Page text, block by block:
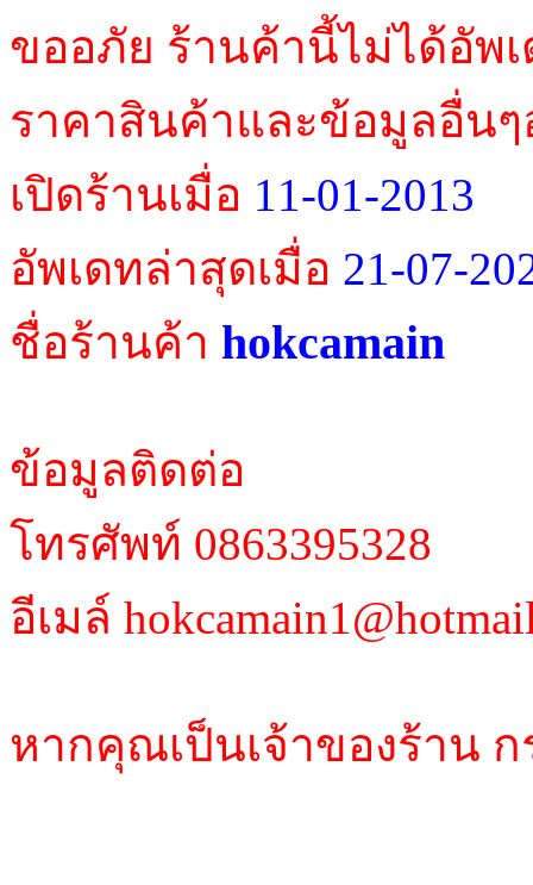
ขออภัย ร้านค้านี้ไม่ได้อัพ
ราคาสินค้าและข้อมูลอื่นๆ
เปิดร้านเมื่อ 11-01-2013
อัพเดทล่าสุดเมื่อ 21-07-
ชื่อร้านค้า hokcamain
ข้อมูลติดต่อ
โทรศัพท์ 0863395328
อีเมล์
หากคุณเป็นเจ้าของร้าน